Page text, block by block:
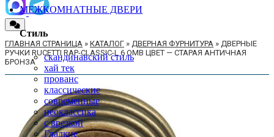
МЕЖКОМНАТНЫЕ ДВЕРИ
Стиль
скандинавский стиль
хай тек
прованс
классические
современные
неоклассика
с врезкой
Гладкие
ГЛАВНАЯ СТРАНИЦА » КАТАЛОГ » ДВЕРНАЯ ФУРНИТУРА » ДВЕРНЫЕ
РУЧКИ RUCETTI RAP-CLASSIC-L 6 OMB ЦВЕТ — СТАРАЯ АНТИЧНАЯ
БРОНЗА